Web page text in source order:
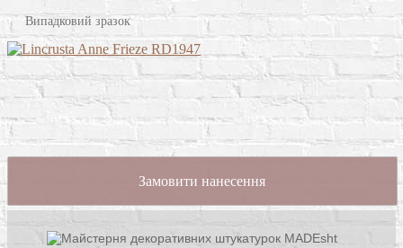
Випадковий зразок
Замовити нанесення